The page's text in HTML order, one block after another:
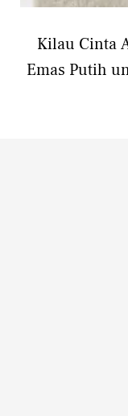
Kilau Cinta
Emas Putih